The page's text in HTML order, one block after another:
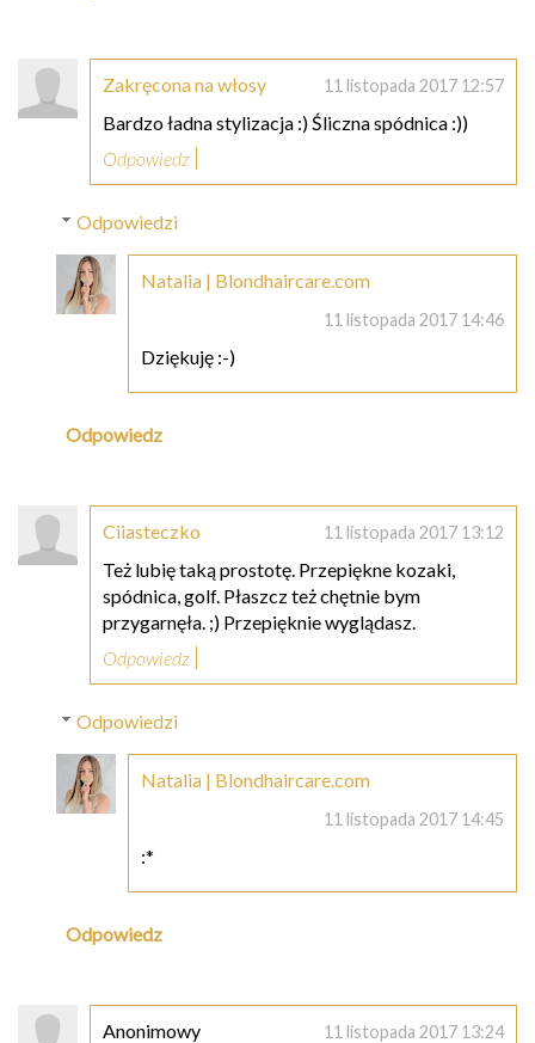
Zakręcona na włosy 11 listopada 2017 12:57
Bardzo ładna stylizacja :) Śliczna spódnica :))
Odpowiedz
Odpowiedzi
Natalia | Blondhaircare.com
11 listopada 2017 14:46
Dziękuję :-)
Odpowiedz
Ciiasteczko 11 listopada 2017 13:12
Też lubię taką prostotę. Przepiękne kozaki,
spódnica, golf. Płaszcz też chętnie bym
przygarnęła. ;) Przepięknie wyglądasz.
Odpowiedz
Odpowiedzi
Natalia | Blondhaircare.com
11 listopada 2017 14:45
:*
Odpowiedz
Anonimowy 11 listopada 2017 13:24